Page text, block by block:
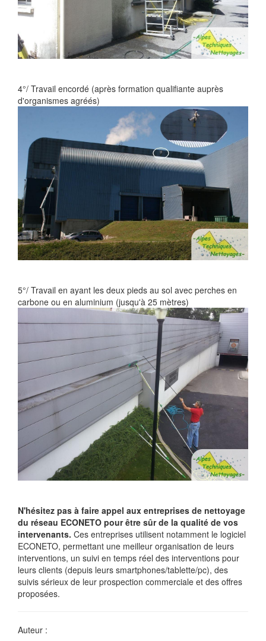
4°/ Travail encordé (après formation qualifiante auprès
d'organismes agréés)
5°/ Travail en ayant les deux pieds au sol avec perches en
carbone ou en aluminium (jusqu'à 25 mètres)
N'hésitez pas à faire appel aux entreprises de nettoyage
du réseau ECONETO pour être sûr de la qualité de vos
intervenants. Ces entreprises utilisent notamment le logiciel
ECONETO, permettant une meilleur organisation de leurs
interventions, un suivi en temps réel des interventions pour
leurs clients (depuis leurs smartphones/tablette/pc), des
suivis sérieux de leur prospection commerciale et des offres
proposées.
Auteur :